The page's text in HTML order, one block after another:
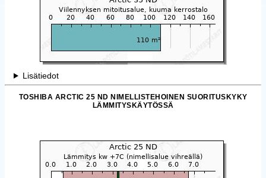
Lisätiedot
TOSHIBA ARCTIC 25 ND NIMELLISTEHOINEN SUORITUSKYKY
LÄMMITYSKÄYTÖSSÄ